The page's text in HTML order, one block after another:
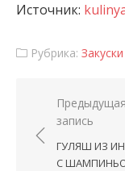
Источник:
Рубрика: Закуски
Предыдущая
запись
ГУЛЯШ ИЗ
С